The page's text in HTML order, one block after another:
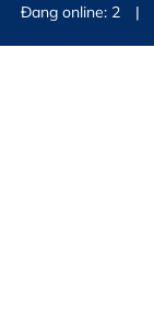
Đang online: 2 |